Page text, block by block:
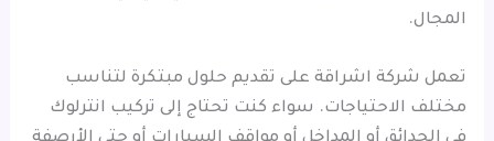
المجال.
تعمل شركة اشراقة على تقديم حلول مبتكرة لتناسب
مختلف الاحتياجات. سواء كنت تحتاج إلى تركيب انترلوك